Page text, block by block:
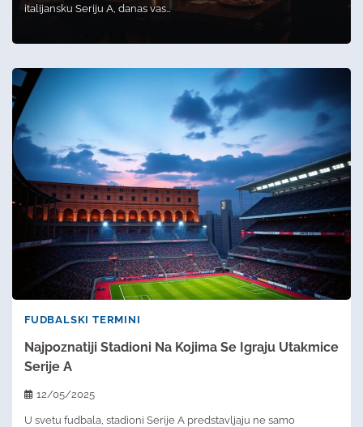
italijansku Seriju A, danas vas…
FUDBALSKI TERMINI
Najpoznatiji Stadioni Na Kojima Se Igraju Utakmice
Serije A
12/05/2025
U svetu fudbala, stadioni Serije A predstavljaju ne samo